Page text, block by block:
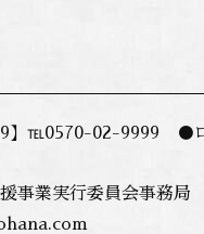
】℡0570-02-9999 ●
援事業実行委員会事